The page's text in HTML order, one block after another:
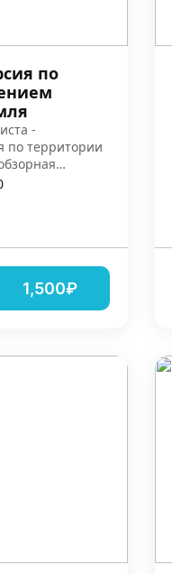
по
-
по территории
1,500₽